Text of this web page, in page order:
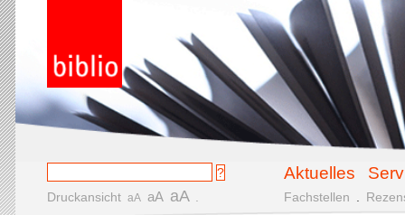
Aktuelles
Druckansicht aA aA aA Fachstellen